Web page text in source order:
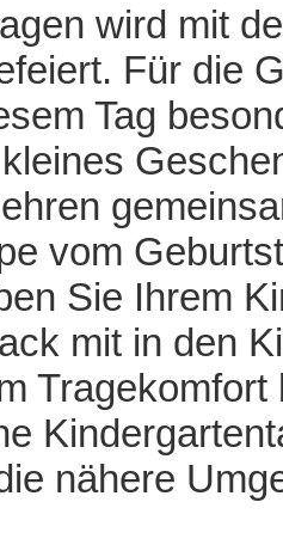
wird mit
Für die
Tag
vom
Sie Ihrem
mit in den
nähere